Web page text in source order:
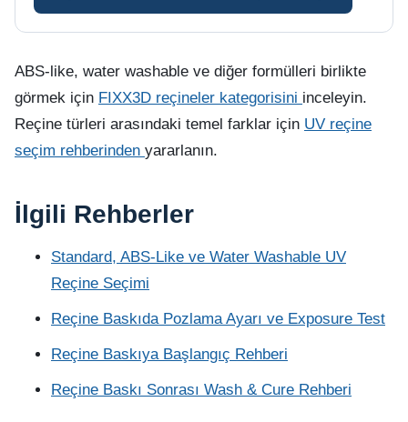
ABS-like, water washable ve diğer formülleri birlikte
görmek için FIXX3D reçineler kategorisini inceleyin.
Reçine türleri arasındaki temel farklar için UV reçine
seçim rehberinden yararlanın.
İlgili Rehberler
Standard, ABS-Like ve Water Washable UV
Reçine Seçimi
Reçine Baskıda Pozlama Ayarı ve Exposure Test
Reçine Baskıya Başlangıç Rehberi
Reçine Baskı Sonrası Wash & Cure Rehberi